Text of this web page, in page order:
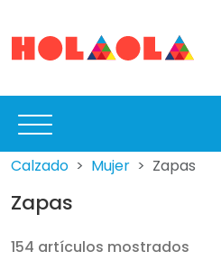
Calzado Mujer Zapas
Zapas
154 artículos mostrados